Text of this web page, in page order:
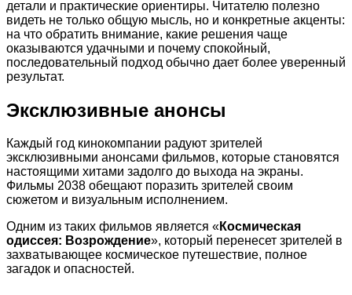
детали и практические ориентиры. Читателю полезно
видеть не только общую мысль, но и конкретные акценты:
на что обратить внимание, какие решения чаще
оказываются удачными и почему спокойный,
последовательный подход обычно дает более уверенный
результат.
Эксклюзивные анонсы
Каждый год кинокомпании радуют зрителей
эксклюзивными анонсами фильмов, которые становятся
настоящими хитами задолго до выхода на экраны.
Фильмы 2038 обещают поразить зрителей своим
сюжетом и визуальным исполнением.
Одним из таких фильмов является «Космическая
одиссея: Возрождение», который перенесет зрителей в
захватывающее космическое путешествие, полное
загадок и опасностей.